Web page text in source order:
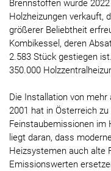
Brennstoffen wurde
Holzheizungen verkauft,
größerer Beliebtheit
Kombikessel, deren
2.583 Stück gestiegen ist.
350.000
Die Installation von
2001 hat in Österreich
Feinstaubemissionen im
liegt daran, dass
Heizsystemen auch alte
Emissionswerten